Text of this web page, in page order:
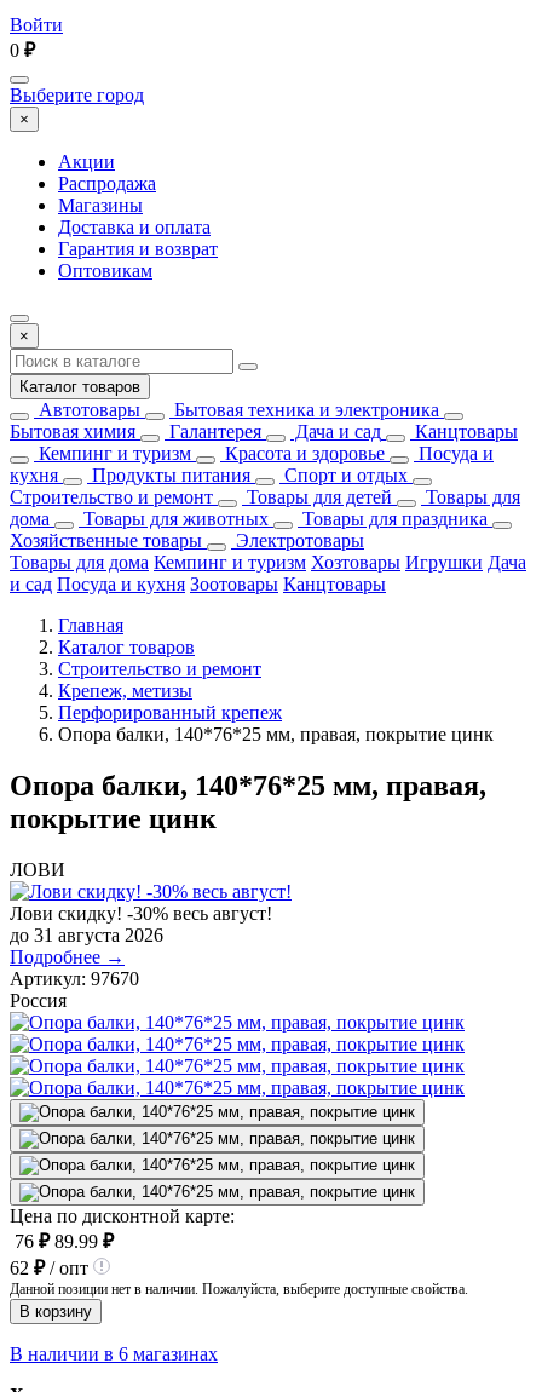
Войти
0 ₽
Выберите город
×
Акции
Распродажа
Магазины
Доставка и оплата
Гарантия и возврат
Оптовикам
×
Каталог товаров
Автотовары
Бытовая техника и электроника
Бытовая химия
Галантерея Дача и сад
Канцтовары
Кемпинг и туризм
Красота и здоровье
Посуда и
кухня
Продукты питания
Спорт и отдых
Строительство и ремонт
Товары для детей
Товары для
дома
Товары для животных
Товары для праздника
Хозяйственные товары
Электротовары
Товары для дома Кемпинг и туризм Хозтовары Игрушки Дача
и сад Посуда и кухня Зоотовары Канцтовары
Главная
Каталог товаров
Строительство и ремонт
Крепеж, метизы
Перфорированный крепеж
Опора балки, 140*76*25 мм, правая, покрытие цинк
Опора балки, 140*76*25 мм, правая,
покрытие цинк
ЛОВИ
Лови скидку! -30% весь август!
до 31 августа 2026
Подробнее →
Артикул: 97670
Россия
Цена по дисконтной карте:
76 ₽ 89.99 ₽
62 ₽/ опт
Данной позиции нет в наличии. Пожалуйста, выберите доступные свойства.
В корзину
В наличии в 6 магазинах